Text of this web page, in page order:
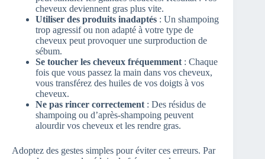
cheveux deviennent gras plus vite.
Utiliser des produits inadaptés : Un shampoing
trop agressif ou non adapté à votre type de
cheveux peut provoquer une surproduction de
sébum.
Se toucher les cheveux fréquemment : Chaque
fois que vous passez la main dans vos cheveux,
vous transférez des huiles de vos doigts à vos
cheveux.
Ne pas rincer correctement : Des résidus de
shampoing ou d’après-shampoing peuvent
alourdir vos cheveux et les rendre gras.
Adoptez des gestes simples pour éviter ces erreurs. Par